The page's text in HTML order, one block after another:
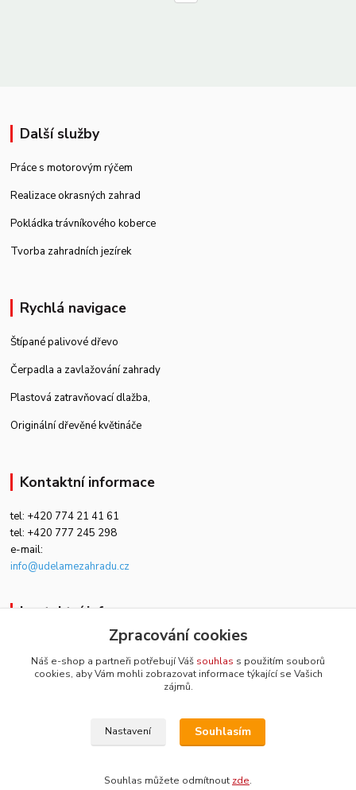
Další služby
Práce s motorovým rýčem
Realizace okrasných zahrad
Pokládka trávníkového koberce
Tvorba zahradních jezírek
Rychlá navigace
Štípané palivové dřevo
Čerpadla a zavlažování zahrady
Plastová zatravňovací dlažba,
Originální dřevěné květináče
Kontaktní informace
tel: +420 774 21 41 61
tel: +420 777 245 298
e-mail:
info@udelamezahradu.cz
kontaktní informace
Zahradnictví Říčany, zákaz kopírování textů a fotografií
Zpracování cookies
Náš e-shop a partneři potřebují Váš souhlas s použitím souborů
cookies, aby Vám mohli zobrazovat informace týkající se Vašich
zájmů.
Nastavení Souhlasím
Souhlas můžete odmítnout zde.